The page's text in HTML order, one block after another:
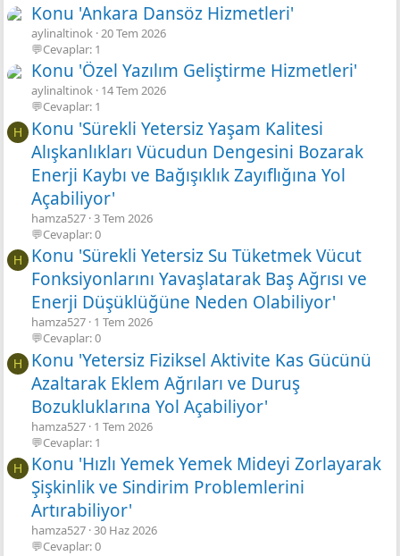
Konu 'Ankara Dansöz Hizmetleri'
aylinaltinok 20 Tem 2026
💬Cevaplar: 1
Konu 'Özel Yazılım Geliştirme Hizmetleri'
aylinaltinok 14 Tem 2026
💬Cevaplar: 1
H
Konu 'Sürekli Yetersiz Yaşam Kalitesi
Alışkanlıkları Vücudun Dengesini Bozarak
Enerji Kaybı ve Bağışıklık Zayıflığına Yol
Açabiliyor'
hamza527 3 Tem 2026
💬Cevaplar: 0
H
Konu 'Sürekli Yetersiz Su Tüketmek Vücut
Fonksiyonlarını Yavaşlatarak Baş Ağrısı ve
Enerji Düşüklüğüne Neden Olabiliyor'
hamza527 1 Tem 2026
💬Cevaplar: 0
H
Konu 'Yetersiz Fiziksel Aktivite Kas Gücünü
Azaltarak Eklem Ağrıları ve Duruş
Bozukluklarına Yol Açabiliyor'
hamza527 1 Tem 2026
💬Cevaplar: 1
H
Konu 'Hızlı Yemek Yemek Mideyi Zorlayarak
Şişkinlik ve Sindirim Problemlerini
Artırabiliyor'
hamza527 30 Haz 2026
💬Cevaplar: 0